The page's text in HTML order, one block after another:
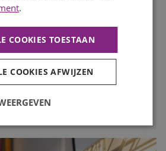
is niet langer de enige sleutel tot
en past diegene binnen het
je waarom motivatie een steeds
de huidige arbeidsmarkt.
.
COOKIES TOESTAAN
COOKIES AFWIJZEN